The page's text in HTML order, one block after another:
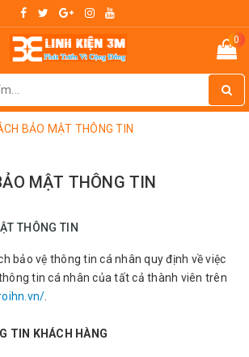
0
BẢO MẬT THÔNG TIN
MẬT THÔNG TIN
THÔNG TIN
bảo vệ thông tin cá nhân quy định về việc
tin cá nhân của tất cả thành viên trên
TIN KHÁCH HÀNG